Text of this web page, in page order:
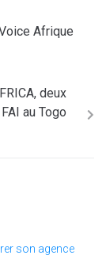
Afrique
deux
au Togo
son agence